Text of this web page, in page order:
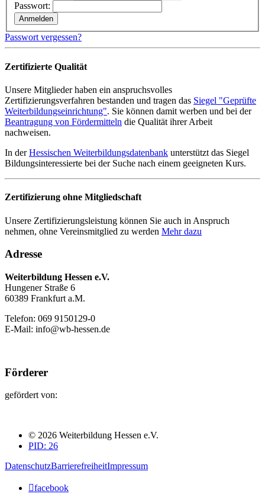
Passwort:
Passwort vergessen?
Zertifizierte Qualität
Unsere Mitglieder haben ein anspruchsvolles
Zertifizierungsverfahren bestanden und tragen das Siegel "Geprüfte
Weiterbildungseinrichtung". Sie können damit werben und bei der
Beantragung von Fördermitteln die Qualität ihrer Arbeit
nachweisen.
In derHessischen Weiterbildungsdatenbank unterstützt das Siegel
Bildungsinteressierte bei der Suche nach einem geeigneten Kurs.
Zertifizierung ohne Mitgliedschaft
Unsere Zertifizierungsleistung können Sie auch in Anspruch
nehmen, ohne Vereinsmitglied zu werden Mehr dazu
Adresse
Weiterbildung Hessen e.V.
Hungener Straße 6
60389 Frankfurt a.M.
Telefon: 069 9150129-0
E-Mail: info@wb-hessen.de
Förderer
gefördert von:
© 2026 Weiterbildung Hessen e.V.
PID: 26
DatenschutzBarrierefreiheitImpressum
facebook